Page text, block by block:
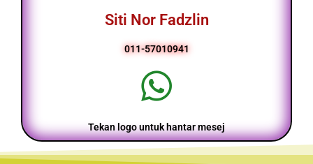
Siti Nor Fadzlin
011-57010941
Tekan logo untuk hantar mesej